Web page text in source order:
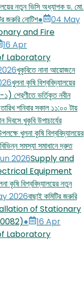
নতুন ভিসি অধ্যাপক ড. মো.
জরুরি নোটিশ●
04 May
and Fire
16 Apr
Laboratory
খুকৃবিতে নানা আয়োজনে
খুলনা কৃষি বিশ্ববিদ্যালয়ের
শ্রেণীতে ভর্তিকৃত নবীন
শনিবার সকাল ১১:০০ টায়
খুকৃবি উপাচার্যের
খুলনা কৃষি বিশ্ববিদ্যালয়ের
বিভিন্ন সমস্যা সমাধানে দ্রুত
2026Supply and
Equipment
কৃষি বিশ্ববিদ্যালয়ের নতুন
2026বাছাই কমিটির জরুরি
of Stationary
●
16 Apr
Laboratory